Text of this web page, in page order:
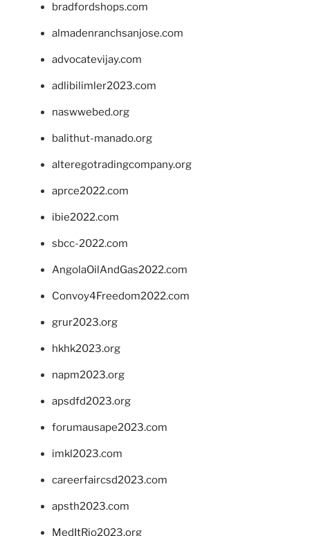
bradfordshops.com
almadenranchsanjose.com
advocatevijay.com
adlibilimler2023.com
naswwebed.org
balithut-manado.org
alteregotradingcompany.org
aprce2022.com
ibie2022.com
sbcc-2022.com
AngolaOilAndGas2022.com
Convoy4Freedom2022.com
grur2023.org
hkhk2023.org
napm2023.org
apsdfd2023.org
forumausape2023.com
imkl2023.com
careerfaircsd2023.com
apsth2023.com
MedItRio2023.org